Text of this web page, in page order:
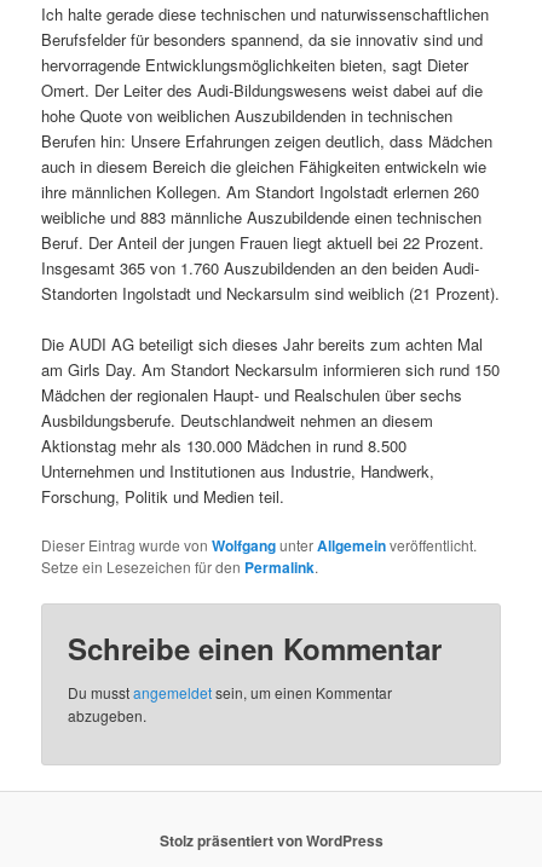
Ich halte gerade diese technischen und naturwissenschaftlichen
Berufsfelder für besonders spannend, da sie innovativ sind und
hervorragende Entwicklungs­möglichkeiten bieten, sagt Dieter
Omert. Der Leiter des Audi-Bildungswesens weist dabei auf die
hohe Quote von weiblichen Auszubildenden in technischen
Berufen hin: Unsere Erfahrungen zeigen deutlich, dass Mädchen
auch in diesem Bereich die gleichen Fähigkeiten entwickeln wie
ihre männlichen Kollegen. Am Standort Ingolstadt erlernen 260
weibliche und 883 männliche Auszubildende einen technischen
Beruf. Der Anteil der jungen Frauen liegt aktuell bei 22 Prozent.
Insgesamt 365 von 1.760 Auszubildenden an den beiden Audi-
Standorten Ingolstadt und Neckarsulm sind weiblich (21 Prozent).
Die AUDI AG beteiligt sich dieses Jahr bereits zum achten Mal
am Girls Day. Am Standort Neckarsulm informieren sich rund 150
Mädchen der regionalen Haupt- und Realschulen über sechs
Ausbildungsberufe. Deutschlandweit nehmen an diesem
Aktionstag mehr als 130.000 Mädchen in rund 8.500
Unternehmen und Institutionen aus Industrie, Handwerk,
Forschung, Politik und Medien teil.
Dieser Eintrag wurde vonWolfgangunterAllgemeinveröffentlicht.
Setze ein Lesezeichen für den Permalink.
Schreibe einen Kommentar
Du musstangemeldetsein, um einen Kommentar
abzugeben.
Stolz präsentiert von WordPress